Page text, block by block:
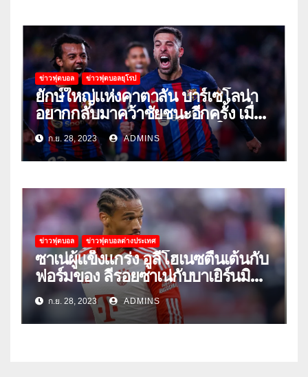
ข่าวฟุตบอล ข่าวฟุตบอลยุโรป
ยักษ์ใหญ่แห่งคาตาลัน บาร์เซโลน่า
อยากกลับมาคว้าชัยชนะอีกครั้ง เมื่อ
พวกเขาเปิดบ้านรับมือเซบีย่าในลีก
ก.ย. 28, 2023 ADMINS
ข่าวฟุตบอล ข่าวฟุตบอลต่างประเทศ
ซาเน่ผู้แข็งแกร่ง อูลี่โฮเนซตื่นเต้นกับ
ฟอร์มของ ลีรอยซาเน่กับบาเยิร์นมิ
วนิคก.ย. 28, 2023 ADMINS